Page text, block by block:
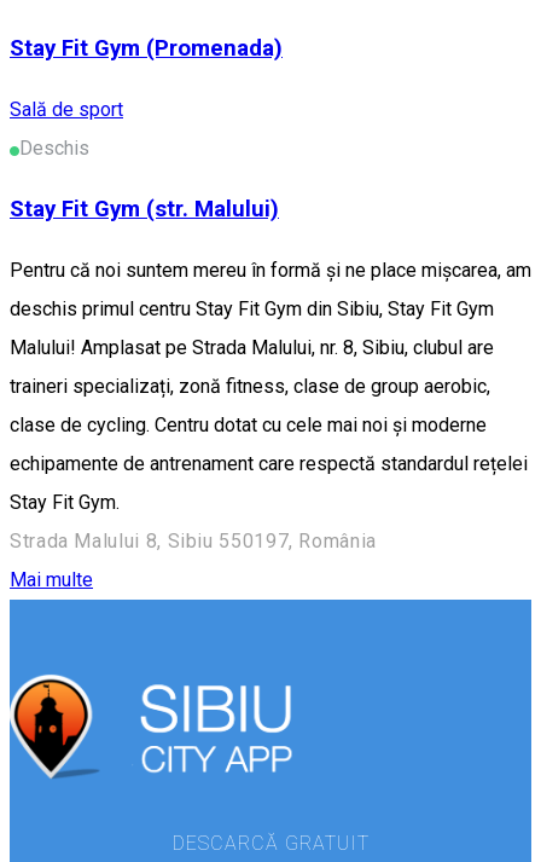
Stay Fit Gym (Promenada)
Sală de sport
Deschis
Stay Fit Gym (str. Malului)
Pentru că noi suntem mereu în formă și ne place mișcarea, am
deschis primul centru Stay Fit Gym din Sibiu, Stay Fit Gym
Malului! Amplasat pe Strada Malului, nr. 8, Sibiu, clubul are
traineri specializați, zonă fitness, clase de group aerobic,
clase de cycling. Centru dotat cu cele mai noi și moderne
echipamente de antrenament care respectă standardul rețelei
Stay Fit Gym.
Strada Malului 8, Sibiu 550197, România
Mai multe
DESCARCĂ GRATUIT